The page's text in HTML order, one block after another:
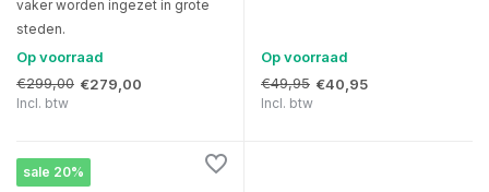
vaker worden ingezet in grote
steden.
Op voorraad
€299,00 €279,00
Incl. btw
Op voorraad
€49,95 €40,95
Incl. btw
sale 20%